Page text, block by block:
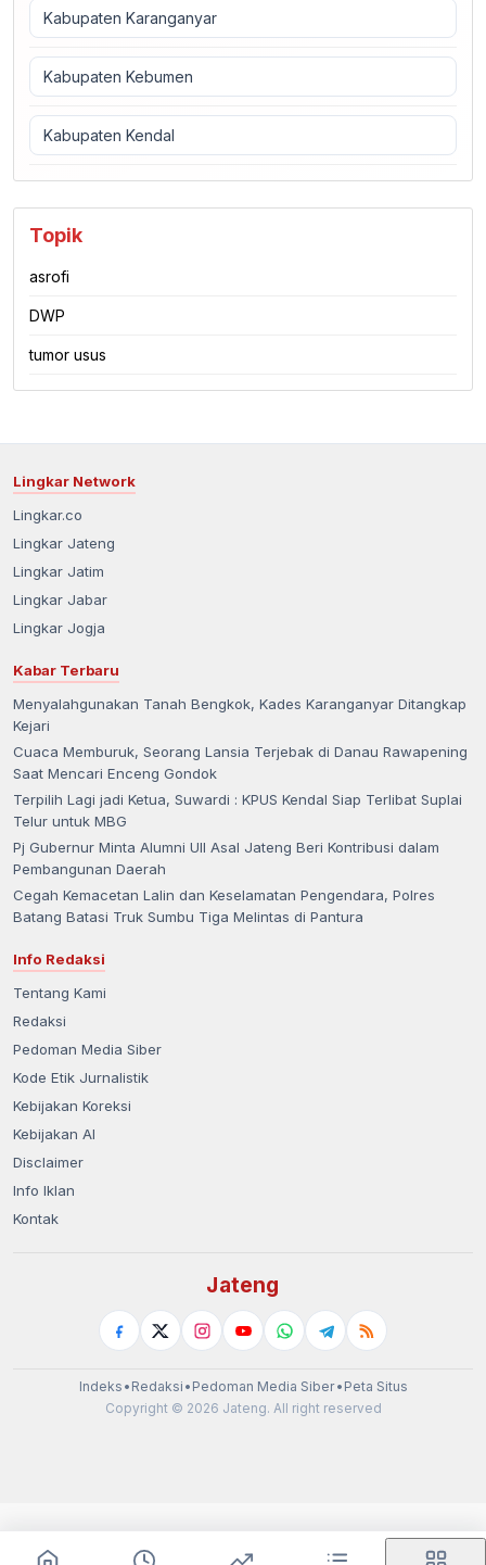
Kabupaten Karanganyar
Kabupaten Kebumen
Kabupaten Kendal
Topik
asrofi
DWP
tumor usus
Lingkar Network
Lingkar.co
Lingkar Jateng
Lingkar Jatim
Lingkar Jabar
Lingkar Jogja
Kabar Terbaru
Menyalahgunakan Tanah Bengkok, Kades Karanganyar Ditangkap
Kejari
Cuaca Memburuk, Seorang Lansia Terjebak di Danau Rawapening
Saat Mencari Enceng Gondok
Terpilih Lagi jadi Ketua, Suwardi : KPUS Kendal Siap Terlibat Suplai
Telur untuk MBG
Pj Gubernur Minta Alumni UII Asal Jateng Beri Kontribusi dalam
Pembangunan Daerah
Cegah Kemacetan Lalin dan Keselamatan Pengendara, Polres
Batang Batasi Truk Sumbu Tiga Melintas di Pantura
Info Redaksi
Tentang Kami
Redaksi
Pedoman Media Siber
Kode Etik Jurnalistik
Kebijakan Koreksi
Kebijakan AI
Disclaimer
Info Iklan
Kontak
Jateng
Indeks • Redaksi • Pedoman Media Siber• Peta Situs
Copyright © 2026 Jateng. All right reserved